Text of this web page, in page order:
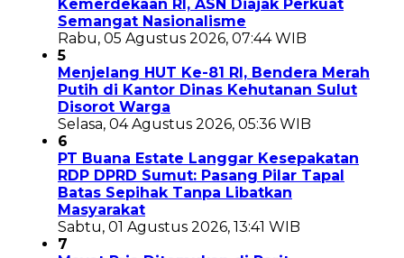
Kemerdekaan RI, ASN Diajak Perkuat
Semangat Nasionalisme
Rabu, 05 Agustus 2026, 07:44 WIB
5
Menjelang HUT Ke-81 RI, Bendera Merah
Putih di Kantor Dinas Kehutanan Sulut
Disorot Warga
Selasa, 04 Agustus 2026, 05:36 WIB
6
PT Buana Estate Langgar Kesepakatan
RDP DPRD Sumut: Pasang Pilar Tapal
Batas Sepihak Tanpa Libatkan
Masyarakat
Sabtu, 01 Agustus 2026, 13:41 WIB
7